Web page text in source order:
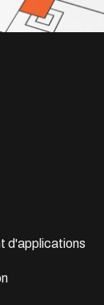
d'applications